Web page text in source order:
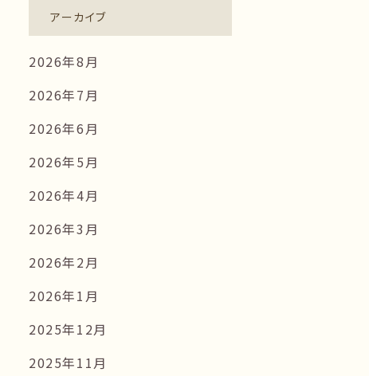
アーカイブ
2026年8月
2026年7月
2026年6月
2026年5月
2026年4月
2026年3月
2026年2月
2026年1月
2025年12月
2025年11月